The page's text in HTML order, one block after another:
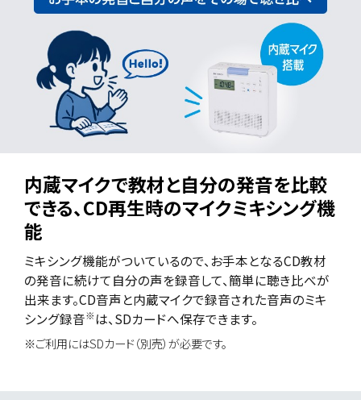
内蔵マイクで教材と自分の発音を比較
できる、CD再生時のマイクミキシング機
能
ミキシング機能がついているので、お手本となるCD教材
の発音に続けて自分の声を録音して、簡単に聴き比べが
出来ます。CD音声と内蔵マイクで録音された音声のミキ
シング録音※は、SDカードへ保存できます。
※ご利用にはSDカード（別売）が必要です。